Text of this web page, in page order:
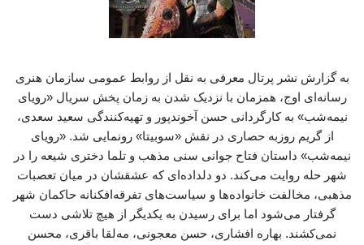
به گزارش نشر پرتال معرفی به نقل از روابط عمومی سازمان هنری
رسانه‌ای اوج، همزمان با نزدیک شدن به زمان پخش سریال «رویای
نیمه‌شب» به کارگردانی حسن آخوندپور و تهیه‌کنندگی سعید سعدی،
از گریم روزبه حصاری در نقش «سوبیتا» رونمایی شد. «رویای
نیمه‌شب» داستان فتاح جوانی سنی مذهب و تلما دختری شیعه را در
شهر حله روایت می‌کند. دو دلداده‌ای که عشقشان در میان تعصبات
مذهبی، مخالفت خانواده‌ها و سیاست‌های تفرقه‌افکنانه حاکمان شهر
گرفتار می‌شود اما برای رسیدن به یکدیگر از هیچ تلاشی دست
نمی‌کشند. بهاره افشاری، حسن معجونی، مه‌لقا باقری، محسن